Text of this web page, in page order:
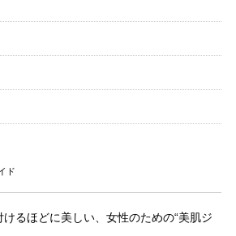
ド
るほどに美しい、女性のための“美肌ジ